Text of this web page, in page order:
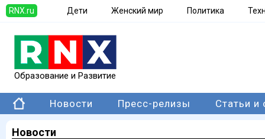
RNX.ru Дети Женский мир Политика
Образование и Развитие
Новости Пресс-релизы Статьи и
Новости